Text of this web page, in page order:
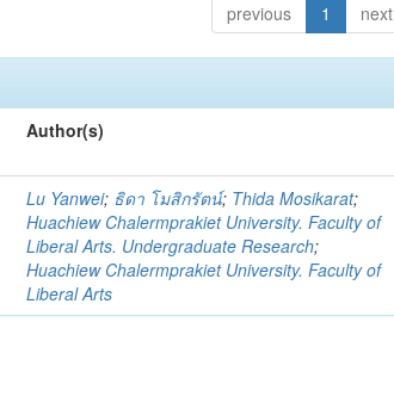
previous 1 next
Author(s)
Lu Yanwei; ธิดา โมสิกรัตน์; Thida Mosikarat;
Huachiew Chalermprakiet University. Faculty of
Liberal Arts. Undergraduate Research;
Huachiew Chalermprakiet University. Faculty of
Liberal Arts